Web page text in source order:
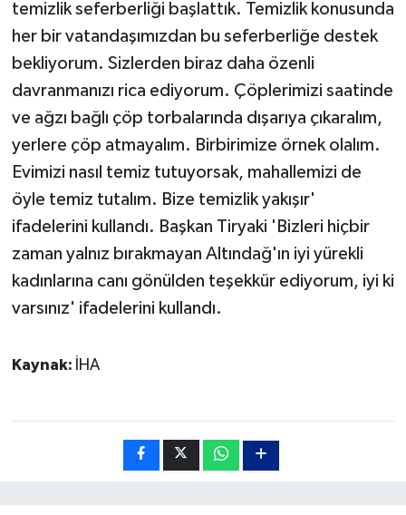
temizlik seferberliği başlattık. Temizlik konusunda
her bir vatandaşımızdan bu seferberliğe destek
bekliyorum. Sizlerden biraz daha özenli
davranmanızı rica ediyorum. Çöplerimizi saatinde
ve ağzı bağlı çöp torbalarında dışarıya çıkaralım,
yerlere çöp atmayalım. Birbirimize örnek olalım.
Evimizi nasıl temiz tutuyorsak, mahallemizi de
öyle temiz tutalım. Bize temizlik yakışır'
ifadelerini kullandı. Başkan Tiryaki 'Bizleri hiçbir
zaman yalnız bırakmayan Altındağ'ın iyi yürekli
kadınlarına canı gönülden teşekkür ediyorum, iyi ki
varsınız' ifadelerini kullandı.
Kaynak: İHA